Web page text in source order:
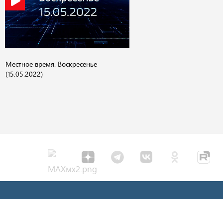
Местное время. Воскресенье
(15.05.2022)